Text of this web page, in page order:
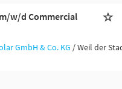
w/d Commercial
GmbH & Co. KG / Weil der